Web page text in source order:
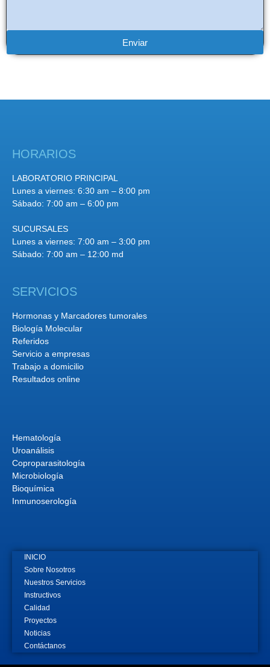
Enviar
HORARIOS
LABORATORIO PRINCIPAL
Lunes a viernes: 6:30 am – 8:00 pm
Sábado: 7:00 am – 6:00 pm
SUCURSALES
Lunes a viernes: 7:00 am – 3:00 pm
Sábado: 7:00 am – 12:00 md
SERVICIOS
Hormonas y Marcadores tumorales
Biología Molecular
Referidos
Servicio a empresas
Trabajo a domicilio
Resultados online
Hematología
Uroanálisis
Coproparasitología
Microbiología
Bioquímica
Inmunoserología
INICIO
Sobre Nosotros
Nuestros Servicios
Instructivos
Calidad
Proyectos
Noticias
Contáctanos